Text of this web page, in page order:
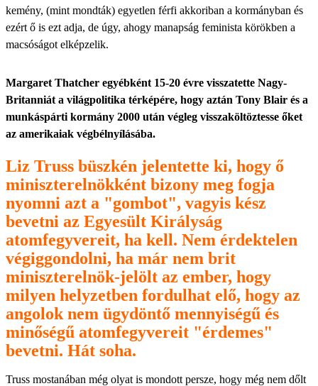
kemény, (mint mondták) egyetlen férfi akkoriban a kormányban és
ezért ő is ezt adja, de úgy, ahogy manapság feminista körökben a
macsóságot elképzelik.
Margaret Thatcher egyébként 15-20 évre visszatette Nagy-
Britanniát a világpolitika térképére, hogy aztán Tony Blair és a
munkáspárti kormány 2000 után végleg visszaköltöztesse őket
az amerikaiak végbélnyílásába.
Liz Truss büszkén jelentette ki, hogy ő
miniszterelnökként bizony meg fogja
nyomni azt a "gombot", vagyis kész
bevetni az Egyesült Királyság
atomfegyvereit, ha kell. Nem érdektelen
végiggondolni, ha már nem brit
miniszterelnök-jelölt az ember, hogy
milyen helyzetben fordulhat elő, hogy az
angolok nem ügydöntő mennyiségű és
minőségű atomfegyvereit "érdemes"
bevetni. Hát soha.
Truss mostanában még olyat is mondott persze, hogy még nem dőlt